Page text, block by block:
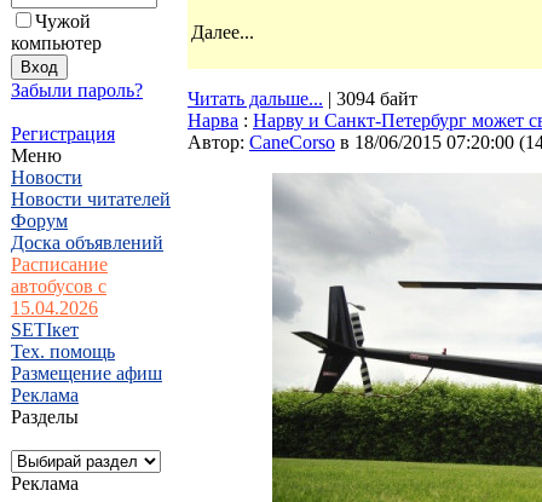
Чужой
компьютер
Забыли пароль?
Регистрация
Меню
Новости
Новости читателей
Форум
Доска объявлений
Расписание
автобусов с
15.04.2026
SETIкет
Тех. помощь
Размещение афиш
Реклама
Разделы
Реклама
Далее...
Читать дальше... | 3094 байт
Нарва : Нарву и Санкт-Петербург может
Автор: CaneCorso в 18/06/2015 07:20:00 (